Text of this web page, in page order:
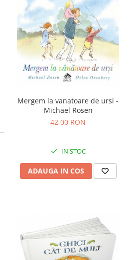
Mergem la vanatoare de ursi -
Michael Rosen
42,00 RON
IN STOC
ADAUGA IN COS